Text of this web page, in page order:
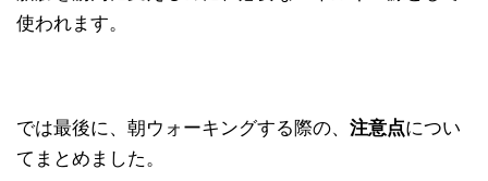
使われます。
では最後に、朝ウォーキングする際の、 注意点につい
てまとめました。